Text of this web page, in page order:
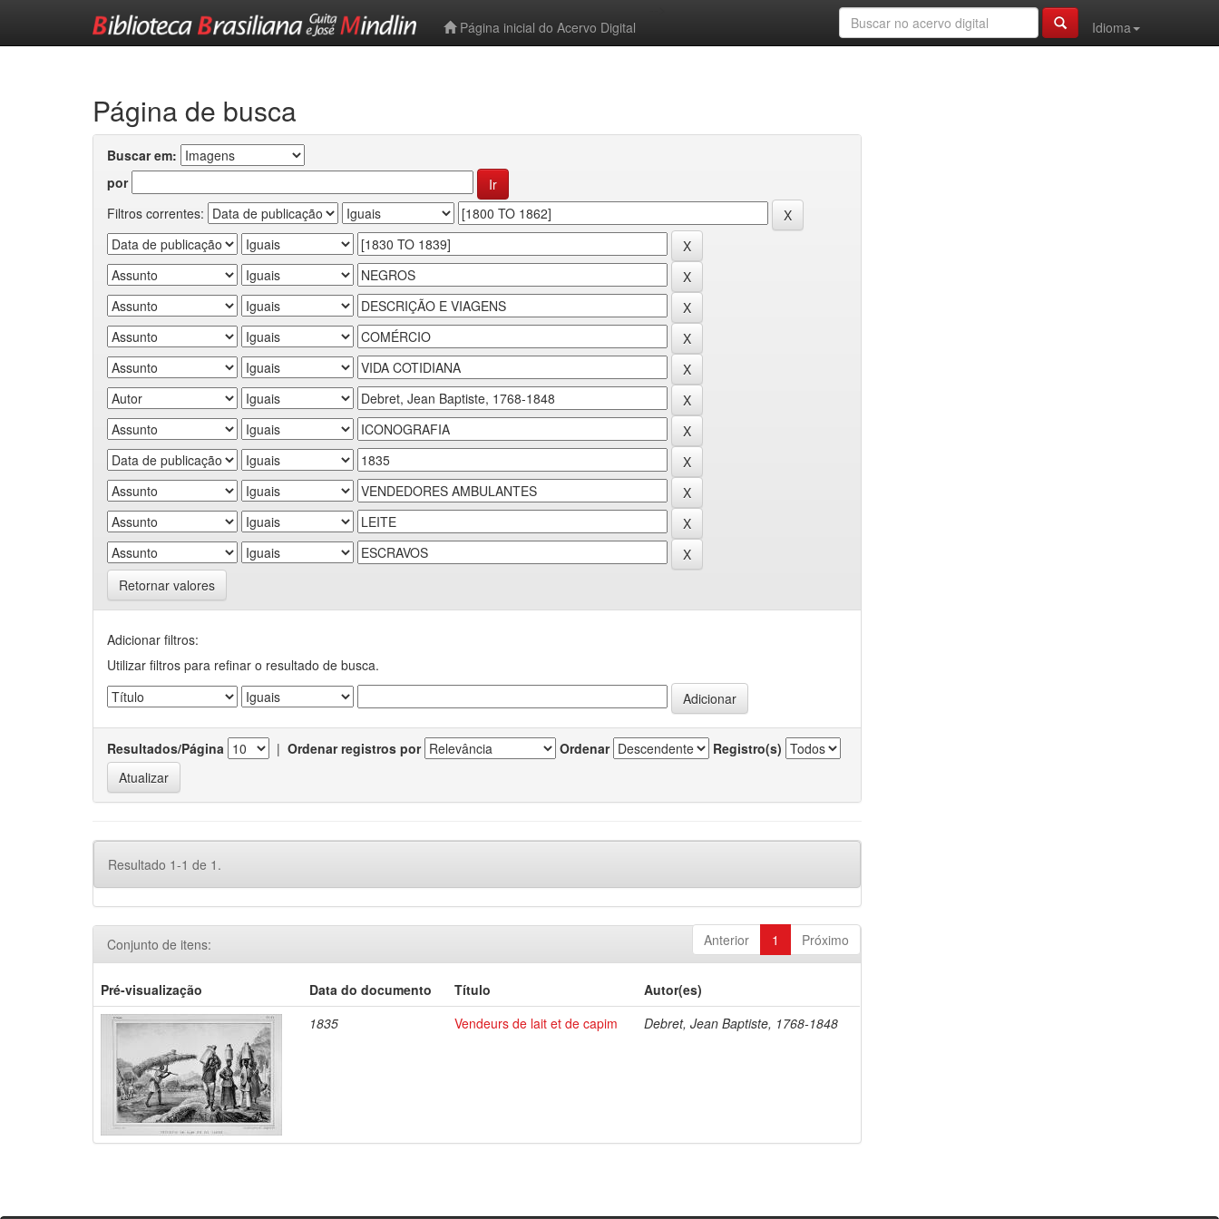
Página inicial do Acervo Digital
Idioma
Página de busca
Buscar em:
por
Filtros correntes:
Retornar valores
Adicionar filtros:
Utilizar filtros para refinar o resultado de busca.
Resultados/Página | Ordenar registros por Ordenar Registro(s)
Resultado 1-1 de 1.
Anterior 1 Próximo
Conjunto de itens:
Pré-visualização Data do documento Título
Autor(es)
1835
Vendeurs de lait et de capim Debret, Jean Baptiste, 1768-1848